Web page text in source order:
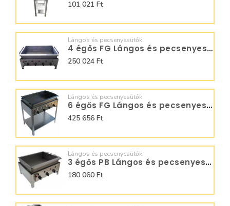
101 021 Ft
Lángos és pecsenyesütők
4 égős FG Lángos és pecsenyesütők - BGT-4.1 LRM
250 024 Ft
Lángos és pecsenyesütők
6 égős FG Lángos és pecsenyesütő - BGS-6.1 LO
425 656 Ft
Lángos és pecsenyesütők
3 égős PB Lángos és pecsenyesütők - BGT-3 LRMO
180 060 Ft